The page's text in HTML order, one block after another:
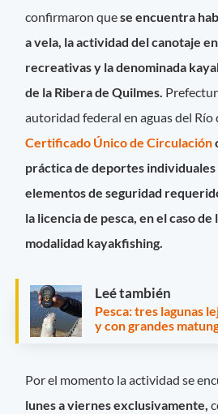
confirmaron quese encuentra
a vela, la actividad del canotaje
recreativas y la denominada
de la Ribera de Quilmes.
autoridad federal en aguas del Río
Certificado Único de Circulación
práctica de deportes
elementos de seguridad
la licencia de pesca, en el caso de
modalidad kayakfishing.
Leé también
Pesca: tres lagunas
y con grandes
Por el momento la actividad se
lunes a viernes exclusivamente,